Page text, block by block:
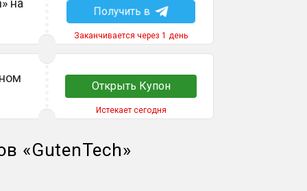
на
Получить в
Заканчивается через 1 день
Открыть Купон
Истекает сегодня
«GutenTech»